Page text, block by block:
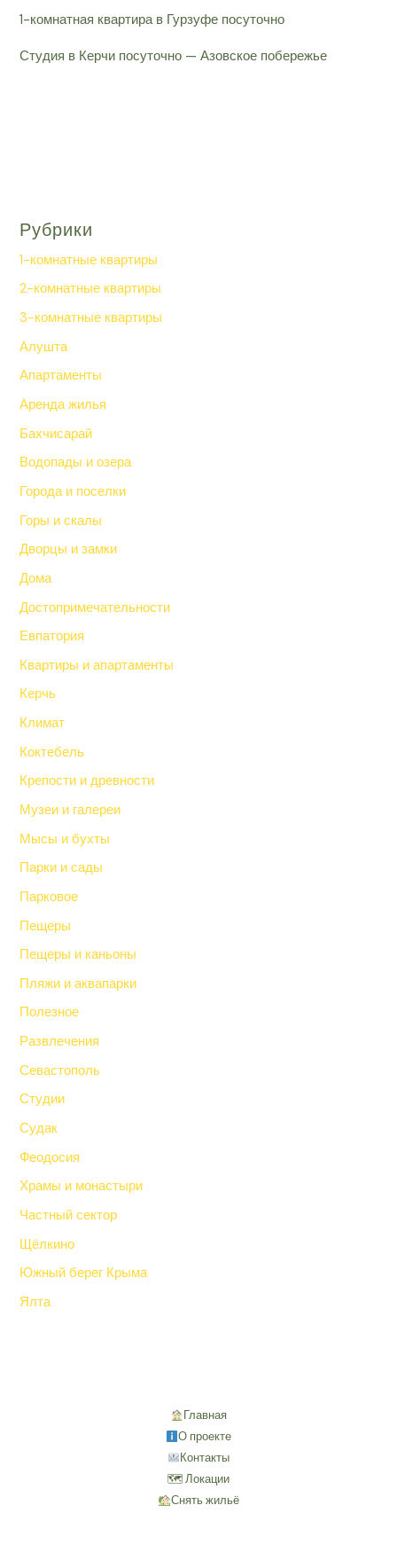
1-комнатная квартира в Гурзуфе посуточно
Студия в Керчи посуточно — Азовское побережье
Рубрики
1-комнатные квартиры
2-комнатные квартиры
3-комнатные квартиры
Алушта
Апартаменты
Аренда жилья
Бахчисарай
Водопады и озера
Города и поселки
Горы и скалы
Дворцы и замки
Дома
Достопримечательности
Евпатория
Квартиры и апартаменты
Керчь
Климат
Коктебель
Крепости и древности
Музеи и галереи
Мысы и бухты
Парки и сады
Парковое
Пещеры
Пещеры и каньоны
Пляжи и аквапарки
Полезное
Развлечения
Севастополь
Студии
Судак
Феодосия
Храмы и монастыри
Частный сектор
Щёлкино
Южный берег Крыма
Ялта
Главная
О проекте
Контакты
🗺 Локации
Снять жильё